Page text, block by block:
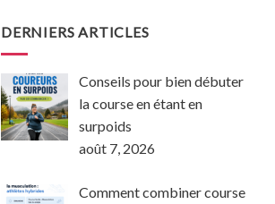
DERNIERS ARTICLES
Conseils pour bien débuter
la course en étant en
surpoids
août 7, 2026
Comment combiner course